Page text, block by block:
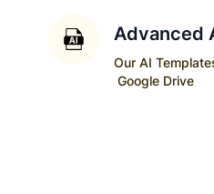
Advanced
Our AI
Google Drive